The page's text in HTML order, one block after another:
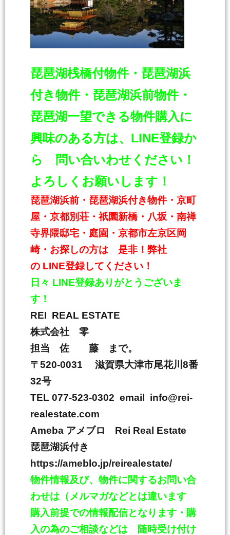
琵琶湖桟橋付物件・琵琶湖浜
付き物件・琵琶湖浜前物件・
琵琶湖一望できる物件購入に
興味のある方は、LINE登録か
ら 問い合いわせください！
よろしくお願いします！
琵琶湖浜前・琵琶湖浜付き物件・京町
屋・京都別荘・祇園新橋・八坂・南禅
寺界隈邸宅・庭園・京都市左京区岡
崎・お探しの方は 是非！弊社
の LINE登録してください！
日々 LINE登録ありがとうございま
す！
REI REAL ESTATE
株式会社 零
担当 佐 藤 まで。
〒520-0031 滋賀県大津市尾花川 8番
32号
TEL 077-523-0302 email info@rei-
realestate.com
Ameba アメブロ Rei Real Estate
琵琶湖浜付き
https://ameblo.jp/reirealestate/
物件情報及び、物件に関するお問い合
わせは（メルマガなどとは違います
購入前提での情報配信となります・購
入の為のご相談などは 随時受け付け